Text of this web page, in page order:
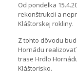
Od pondelka
rekonštrukcii a
Kláštorskej rokliny.
Z tohto dôvodu
Hornádu
trase Hrdlo
Kláštorisko.